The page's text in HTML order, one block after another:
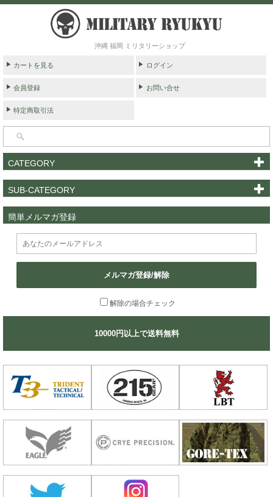
沖縄 福岡 ミリタリーショップ
カートを見る ログイン
会員登録 お問い合せ
特定商取引法
CATEGORY
SUB-CATEGORY
簡単メルマガ登録
メルマガ登録/解除
解除の場合チェック
10000円以上で送料無料